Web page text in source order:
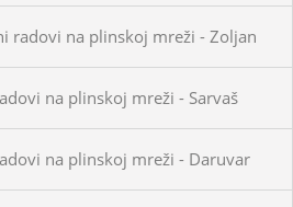
radovi na plinskoj mreži - Zoljan
na plinskoj mreži - Sarvaš
na plinskoj mreži - Daruvar